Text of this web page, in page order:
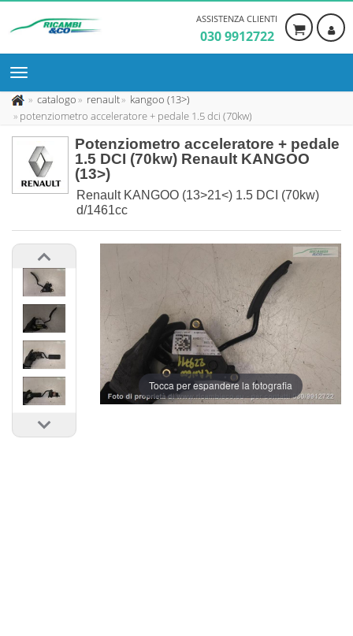
ASSISTENZA CLIENTI
030 9912722
catalogo renault
kangoo (13>)
potenziometro acceleratore + pedale 1.5 dci (70kw)
Potenziometro acceleratore + pedale
1.5 DCI (70kw) Renault KANGOO
(13>)
Renault KANGOO (13>21<) 1.5 DCI (70kw)
d/1461cc
Tocca per espandere la fotografia